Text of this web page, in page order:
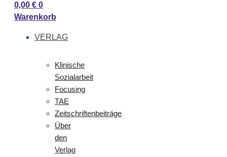
0,00 € 0
Warenkorb
VERLAG
Klinische
Sozialarbeit
Focusing
TAE
Zeitschriftenbeiträge
Über
den
Verlag